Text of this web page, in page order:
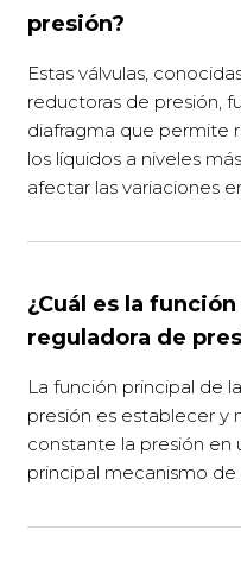
presión?
Estas válvulas,
reductoras de presión,
diafragma que permite
los líquidos a niveles
afectar las variaciones
¿Cuál es la
reguladora de
La función principal de
presión es establecer y
constante la presión en
principal mecanismo de